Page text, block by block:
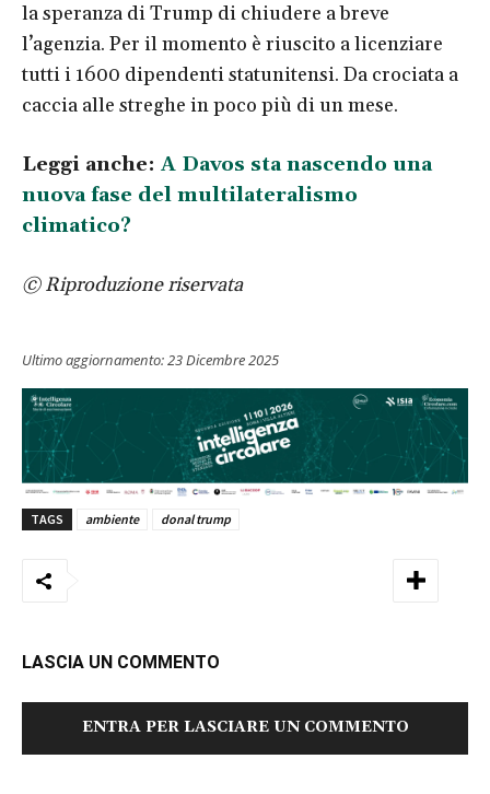
la speranza di Trump di chiudere a breve
l’agenzia. Per il momento è riuscito a licenziare
tutti i 1600 dipendenti statunitensi. Da crociata a
caccia alle streghe in poco più di un mese.
Leggi anche: A Davos sta nascendo una
nuova fase del multilateralismo
climatico?
© Riproduzione riservata
Ultimo aggiornamento:23 Dicembre 2025
TAGS ambiente donal trump
LASCIA UN COMMENTO
ENTRA PER LASCIARE UN COMMENTO